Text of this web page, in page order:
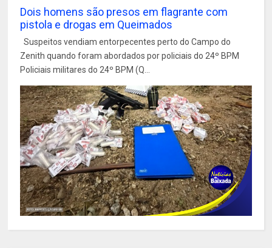
Dois homens são presos em flagrante com
pistola e drogas em Queimados
Suspeitos vendiam entorpecentes perto do Campo do
Zenith quando foram abordados por policiais do 24º BPM
Policiais militares do 24º BPM (Q...